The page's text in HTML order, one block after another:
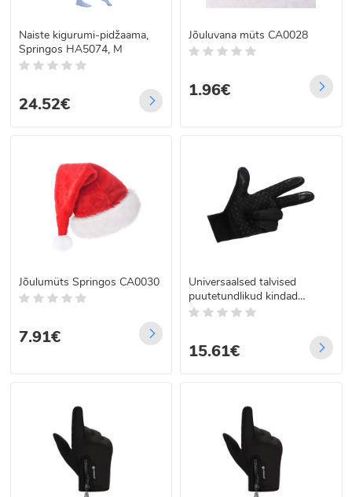
Naiste kigurumi-pidžaama,
Springos HA5074, M
24.52€
Jõuluvana müts CA0028
1.96€
Jõulumüts Springos CA0030
7.91€
Universaalsed talvised
puutetundlikud kindad
telefonile, must, Springos
15.61€